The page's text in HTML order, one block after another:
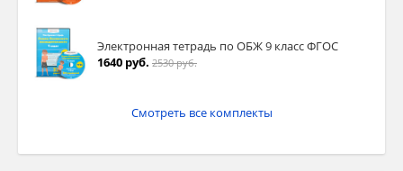
Электронная тетрадь по ОБЖ 9 класс ФГОС
1640 руб. 2530 руб.
Смотреть все комплекты